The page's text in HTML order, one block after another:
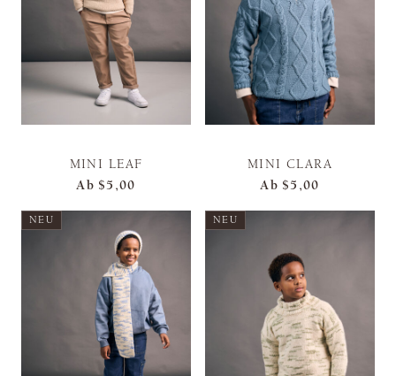
MINI LEAF
Ab $5,00
MINI CLARA
Ab $5,00
NEU NEU